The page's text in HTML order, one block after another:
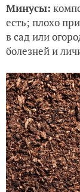
Минусы:
есть; плохо
в сад или
болезней и